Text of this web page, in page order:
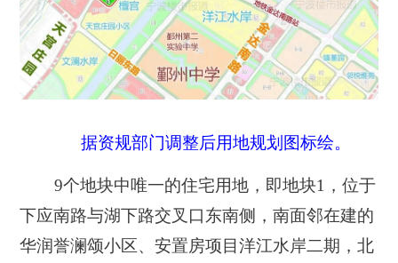
据资规部门调整后用地规划图标绘。
9个地块中唯一的住宅用地，即地块1 ，位于
下应南路与湖下路交叉口东南侧，南面邻在建的
华润誉澜颂小区、安置房项目洋江水岸二期，北